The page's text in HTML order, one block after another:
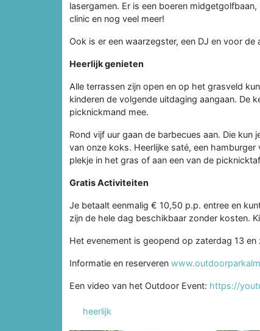
lasergamen. Er is een boeren
clinic en nog veel meer!
Ook is er een waarzegster, een DJ en voor de
Heerlijk genieten
Alle terrassen zijn open en op het grasveld
kinderen de volgende uitdaging aangaan. De
picknickmand mee.
Rond vijf uur gaan de barbecues aan. Die kun
van onze koks. Heerlijke saté, een
plekje in het gras of aan een van de
Gratis Activiteiten
Je betaalt eenmalig € 10,50 p.p. entree en
zijn de hele dag beschikbaar zonder kosten.
Het evenement is geopend op zaterdag 13
Informatie en reserveren
Een video van het Outdoor Event: https://
heerlijk